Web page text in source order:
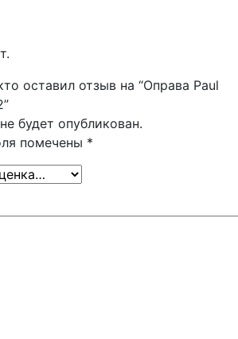
оставил отзыв на “Оправа Paul
будет опубликован.
помечены *